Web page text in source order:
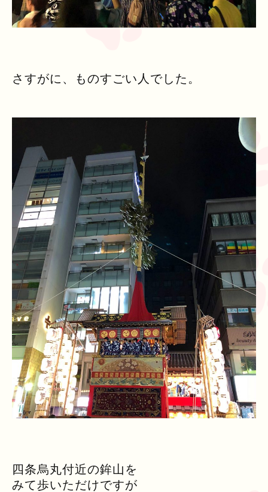
さすがに、ものすごい人でした。
四条烏丸付近の鉾山を
みて歩いただけですが